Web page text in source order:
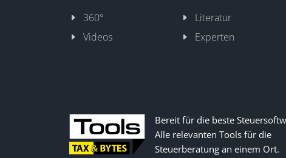
360° Literatur
Videos
Experten
Bereit für die beste
Alle relevanten Tools für die
Steuerberatung an einem Ort.